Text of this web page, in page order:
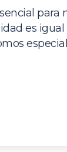
es